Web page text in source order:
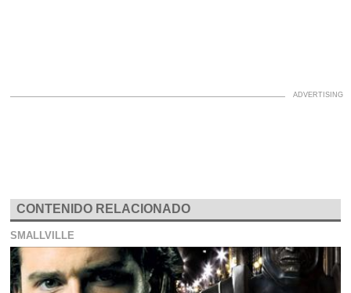
CONTENIDO RELACIONADO
SMALLVILLE